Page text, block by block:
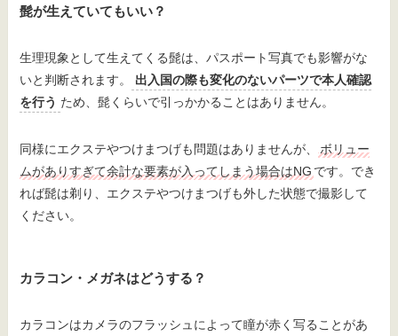
髭が生えていてもいい？
生理現象として生えてくる髭は、パスポート写真でも影響がな
いと判断されます。
出入国の際も変化のないパーツで本人確認
を行う ため、髭くらいで引っかかることはありません。
同様にエクステやつけまつげも問題はありませんが、ボリュー
ムがありすぎて余計な要素が入ってしまう場合はNG です。でき
れば髭は剃り、エクステやつけまつげも外した状態で撮影して
ください。
カラコン・メガネはどうする？
カラコンはカメラのフラッシュによって瞳が赤く写ることがあ